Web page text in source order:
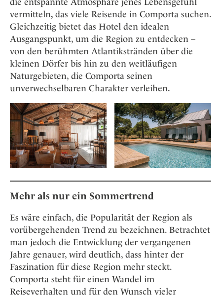
vermitteln, das viele Reisende in Comporta suchen.
Gleichzeitig bietet das Hotel den idealen
Ausgangspunkt, um die Region zu entdecken –
von den berühmten Atlantikstränden über die
kleinen Dörfer bis hin zu den weitläufigen
Naturgebieten, die Comporta seinen
unverwechselbaren Charakter verleihen.
Mehr als nur ein Sommertrend
Es wäre einfach, die Popularität der Region als
vorübergehenden Trend zu bezeichnen. Betrachtet
man jedoch die Entwicklung der vergangenen
Jahre genauer, wird deutlich, dass hinter der
Faszination für diese Region mehr steckt.
Comporta steht für einen Wandel im
Reiseverhalten und für den Wunsch vieler